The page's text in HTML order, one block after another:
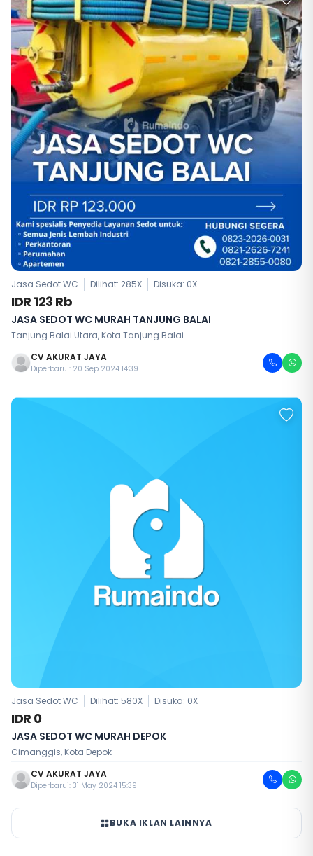
Jasa Sedot WC Dilihat: 285X Disuka: 0X
IDR 123 Rb
JASA SEDOT WC MURAH TANJUNG BALAI
Tanjung Balai Utara, Kota Tanjung Balai
CV AKURAT JAYA
Diperbarui: 20 Sep 2024 14:39
Jasa Sedot WC Dilihat: 580X Disuka: 0X
IDR 0
JASA SEDOT WC MURAH DEPOK
Cimanggis, Kota Depok
CV AKURAT JAYA
Diperbarui: 31 May 2024 15:39
BUKA IKLAN LAINNYA